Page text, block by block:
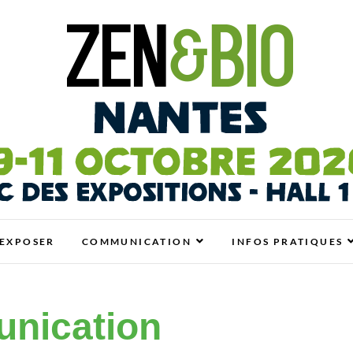
BIO, BIEN-ÊTRE ET HABITAT SAIN
EXPOSER COMMUNICATION INFOS PRATIQUES